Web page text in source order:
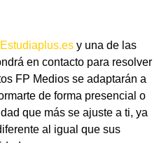
Estudiaplus.esy una de las
en contacto para resolver
FP Medios se adaptarán a
de forma presencial o
que más se ajuste a ti, ya
al igual que sus